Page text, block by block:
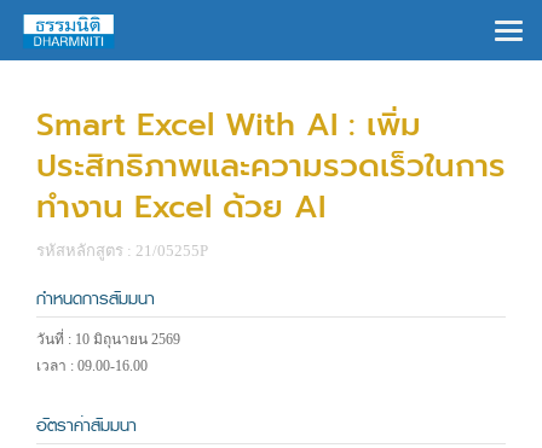
Smart Excel With AI : เพิ่ม
ประสิทธิภาพและความรวดเร็วในการ
ทำงาน Excel ด้วย AI
รหัสหลักสูตร : 21/05255P
กำหนดการสัมมนา
วันที่ : 10 มิถุนายน 2569
เวลา : 09.00-16.00
อัตราค่าสัมมนา
×